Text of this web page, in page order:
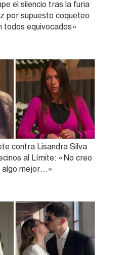
el silencio tras la furia
por supuesto coqueteo
todos equivocados»
contra Lisandra Silva
al Límite: «No creo
algo mejor…»